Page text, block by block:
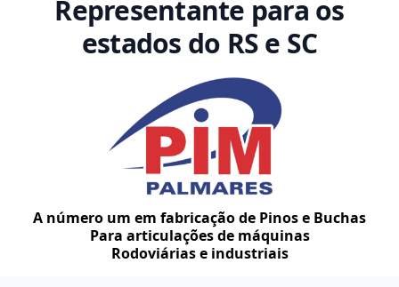
Representante para os
estados do RS e SC
A número um em fabricação de Pinos e Buchas
Para articulações de máquinas
Rodoviárias e industriais